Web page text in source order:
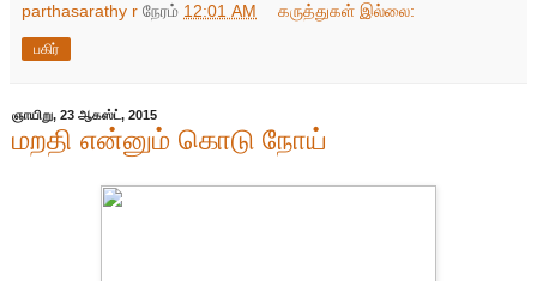
parthasarathy r நேரம் 12:01 AM கருத்துகள் இல்லை:
பகிர்
ஞாயிறு, 23 ஆகஸ்ட், 2015
மறதி என்னும் கொடு நோய்